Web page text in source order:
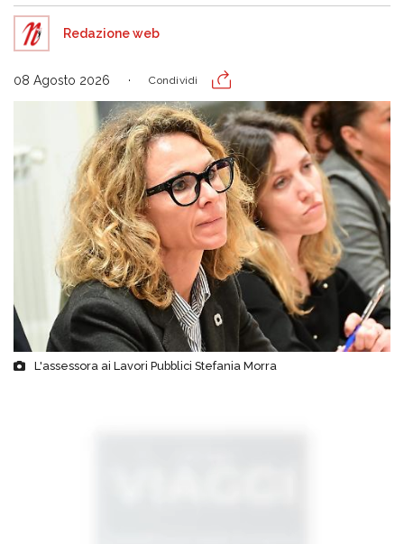
Redazione web
08 Agosto 2026 Condividi
L'assessora ai Lavori Pubblici Stefania Morra